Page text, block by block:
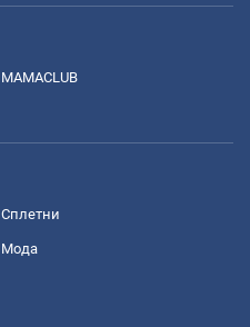
MAMACLUB
Сплетни
Мода